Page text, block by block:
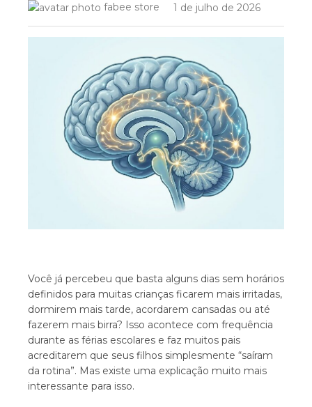
fabee store 1 de julho de 2026
Você já percebeu que basta alguns dias sem horários
definidos para muitas crianças ficarem mais irritadas,
dormirem mais tarde, acordarem cansadas ou até
fazerem mais birra? Isso acontece com frequência
durante as férias escolares e faz muitos pais
acreditarem que seus filhos simplesmente “saíram
da rotina”. Mas existe uma explicação muito mais
interessante para isso.